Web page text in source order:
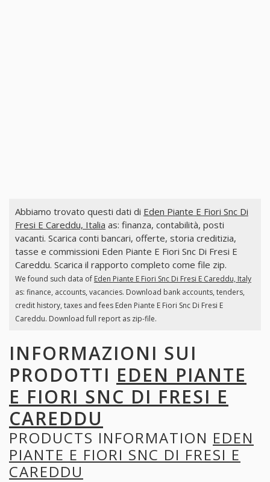
Abbiamo trovato questi dati di Eden Piante E Fiori Snc Di
Fresi E Careddu, Italia as: finanza, contabilità, posti
vacanti. Scarica conti bancari, offerte, storia creditizia,
tasse e commissioni Eden Piante E Fiori Snc Di Fresi E
Careddu. Scarica il rapporto completo come file zip.
We found such data of Eden Piante E Fiori Snc Di Fresi E Careddu, Italy
as: finance, accounts, vacancies. Download bank accounts, tenders,
credit history, taxes and fees Eden Piante E Fiori Snc Di Fresi E
Careddu. Download full report as zip-file.
INFORMAZIONI SUI
PRODOTTI EDEN PIANTE
E FIORI SNC DI FRESI E
CAREDDU
PRODUCTS INFORMATION EDEN
PIANTE E FIORI SNC DI FRESI E
CAREDDU